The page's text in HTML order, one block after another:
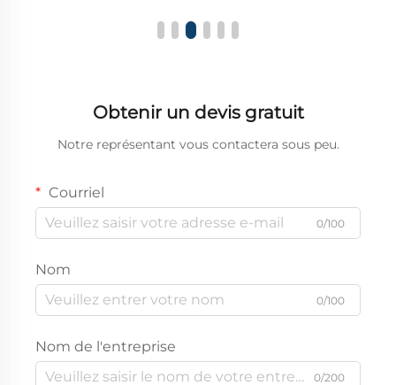
Obtenir un devis gratuit
Notre représentant vous contactera sous peu.
Courriel
0/100
Nom
0/100
Nom de l'entreprise
0/200